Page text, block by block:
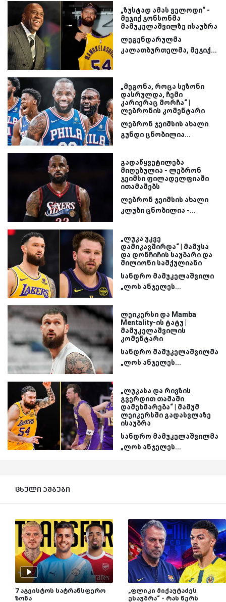
„ზუსტად ამას ველოდი“ -
მეჯიქ ჯონსონმა
მამუკელაშვილზე ისაუბრა
ლეგენდარულმა
კალათბურთელმა, მეჯიქ...
„მეგონა, როცა სეზონი
დასრულდა, ჩემი
კარიერაც მორჩა“ |
ლებრონის კომენტარი
ლებრონ ჯეიმსის ახალი
გუნდი ცნობილია...
გადაწყვეტილება
მიღებულია - ლებრონ
ჯეიმსი ფილადელფიაში
ითამაშებს
ლებრონ ჯეიმსის ახალი
კლუბი ცნობილია -...
„ლუკა უკვე
დამიკავშირდა“ | მამუსა
და დონჩიჩის საუბარი და
მილიონი სამქულიანი
სანდრო მამუკელაშვილი
„ლოს ანჯელეს...
ლეიკერსი და Mamba
Mentality-ის ტატუ |
მამუკელაშვილის
კომენტარი
სანდრო მამუკელაშვილმა
„ლოს ანჯელეს...
„ლუკასა და რივზის
გვერდით თამაში
დამეხმარება“ | მამუმ
ლეიკერსში გადასვლაზე
ისაუბრა
სანდრო მამუკელაშვილმა
„ლოს ანჯელეს...
ცხელი ამბები
7 აგვისტოს სატრანსფერო
ზონა
„ფლიკი მიქაუტაძეს
ესაუბრა“ - რას წერს